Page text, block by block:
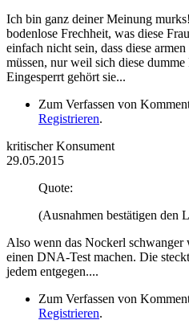
Ich bin ganz deiner Meinung
bodenlose Frechheit, was diese
einfach nicht sein, dass diese
müssen, nur weil sich diese
Eingesperrt gehört sie...
Zum Verfassen von
Registrieren.
kritischer Konsument
29.05.2015
Quote:
(Ausnahmen bestätigen den
Also wenn das Nockerl schwanger
einen DNA-Test machen. Die
jedem entgegen....
Zum Verfassen von
Registrieren.